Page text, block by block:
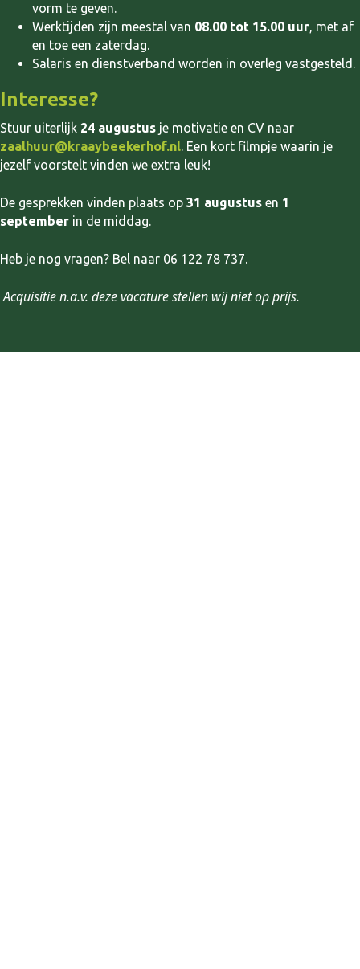
vorm te geven.
Werktijden zijn meestal van 08.00 tot 15.00 uur, met af
en toe een zaterdag.
Salaris en dienstverband worden in overleg vastgesteld.
Interesse?
Stuur uiterlijk 24 augustus je motivatie en CV naar
zaalhuur@kraaybeekerhof.nl. Een kort filmpje waarin je
jezelf voorstelt vinden we extra leuk!
De gesprekken vinden plaats op 31 augustus en 1
september in de middag.
Heb je nog vragen? Bel naar 06 122 78 737.
Acquisitie n.a.v. deze vacature stellen wij niet op prijs.